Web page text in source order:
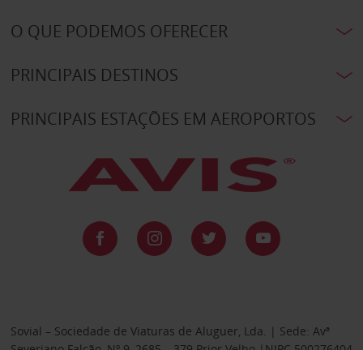
O QUE PODEMOS OFERECER
PRINCIPAIS DESTINOS
PRINCIPAIS ESTAÇÕES EM AEROPORTOS
Sovial – Sociedade de Viaturas de Aluguer, Lda. | Sede: Avª